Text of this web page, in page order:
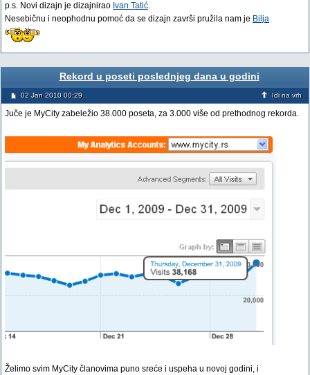
p.s. Novi dizajn je dizajnirao Ivan Tatić.
Nesebičnu i neophodnu pomoć da se dizajn završi pružila nam je Bilja
Rekord u poseti poslednjeg dana u godini
02 Jan 2010 00:29 Idi na vrh
Juče je MyCity zabeležio 38.000 poseta, za 3.000 više od prethodnog rekorda.
Želimo svim MyCity članovima puno sreće i uspeha u novoj godini, i